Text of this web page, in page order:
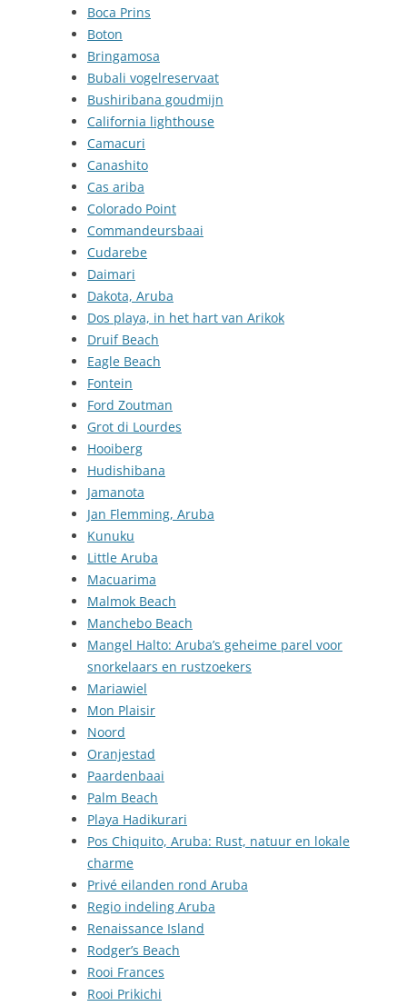
Boca Prins
Boton
Bringamosa
Bubali vogelreservaat
Bushiribana goudmijn
California lighthouse
Camacuri
Canashito
Cas ariba
Colorado Point
Commandeursbaai
Cudarebe
Daimari
Dakota, Aruba
Dos playa, in het hart van Arikok
Druif Beach
Eagle Beach
Fontein
Ford Zoutman
Grot di Lourdes
Hooiberg
Hudishibana
Jamanota
Jan Flemming, Aruba
Kunuku
Little Aruba
Macuarima
Malmok Beach
Manchebo Beach
Mangel Halto: Aruba’s geheime parel voor
snorkelaars en rustzoekers
Mariawiel
Mon Plaisir
Noord
Oranjestad
Paardenbaai
Palm Beach
Playa Hadikurari
Pos Chiquito, Aruba: Rust, natuur en lokale
charme
Privé eilanden rond Aruba
Regio indeling Aruba
Renaissance Island
Rodger’s Beach
Rooi Frances
Rooi Prikichi